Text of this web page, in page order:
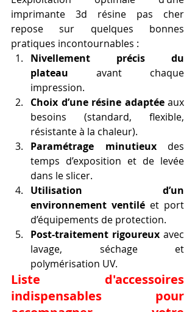
imprimante 3d résine pas cher
repose sur quelques bonnes
pratiques incontournables :
Nivellement précis du
plateau avant chaque
impression.
Choix d’une résine adaptée aux
besoins (standard, flexible,
résistante à la chaleur).
Paramétrage minutieux des
temps d’exposition et de levée
dans le slicer.
Utilisation d’un
environnement ventilé et port
d’équipements de protection.
Post-traitement rigoureux avec
lavage, séchage et
polymérisation UV.
Liste d'accessoires
indispensables pour